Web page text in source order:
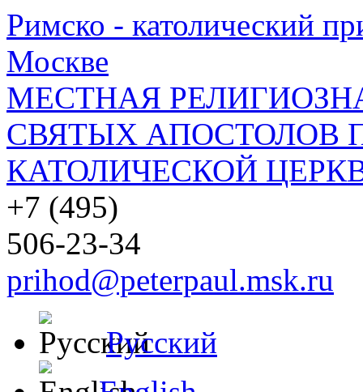
Римско - католический
Москве
МЕСТНАЯ
СВЯТЫХ АПОСТОЛОВ
КАТОЛИЧЕСКОЙ
+7 (495)
506-23-34
prihod@peterpaul.msk.ru
Русский